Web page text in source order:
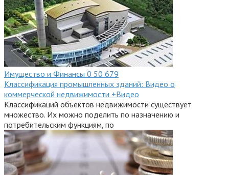
Имущество и Финансы 0 50 679
Классификация промышленных зданий: Видео о
коммерческой недвижимости +Видео
Классификаций объектов недвижимости существует
множество. Их можно поделить по назначению и
потребительским функциям, по